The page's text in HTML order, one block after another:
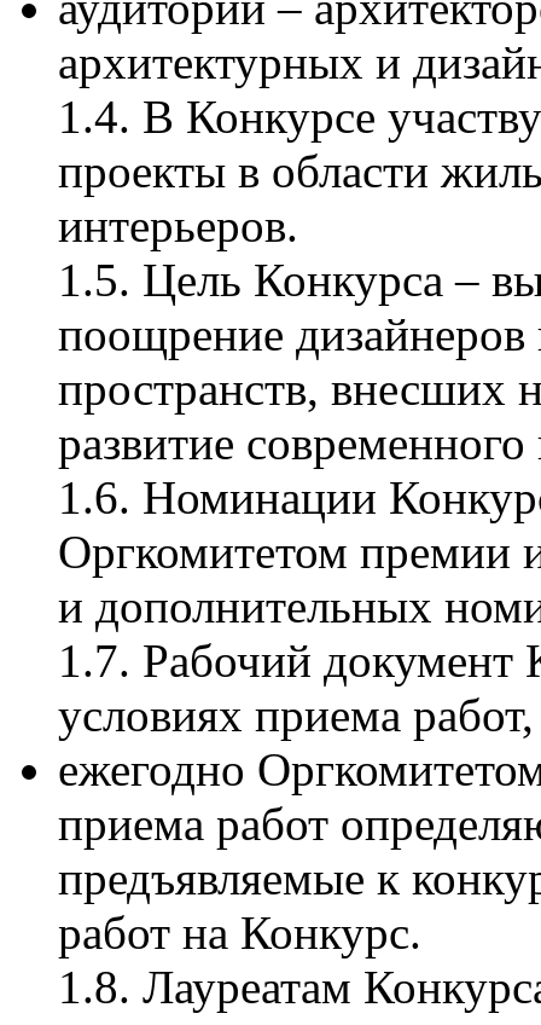
архитектурных и
1.4. В Конкурсе
проекты в области
интерьеров.
1.5. Цель Конкурса –
поощрение дизайнеров
пространств, внесших
развитие современного
1.6. Номинации
Оргкомитетом премии
и дополнительных
1.7. Рабочий документ
условиях приема
ежегодно
приема работ
предъявляемые к
работ на Конкурс.
1.8. Лауреатам